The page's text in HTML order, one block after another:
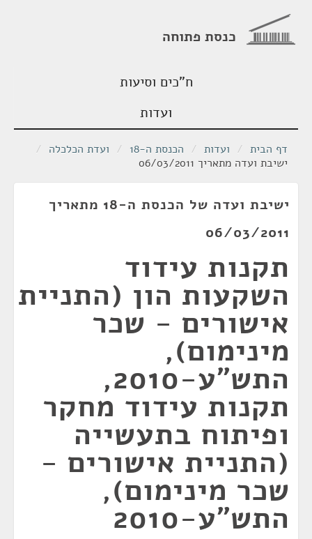
כנסת פתוחה
ח"כים וסיעות
ועדות
דף הבית / ועדות / הכנסת ה-18 / ועדת הכלכלה /
ישיבת ועדה מתאריך 06/03/2011
ישיבת ועדה של הכנסת ה-18 מתאריך
06/03/2011
תקנות עידוד
השקעות הון (התניית
אישורים - שכר
מינימום),
התש"ע-2010,
תקנות עידוד מחקר
ופיתוח בתעשייה
(התניית אישורים -
שכר מינימום),
התש"ע-2010